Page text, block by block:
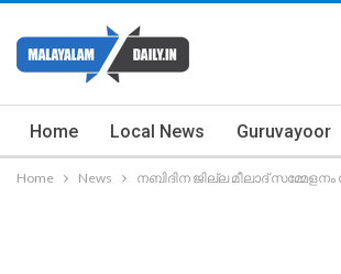
Home Local News Guruvayoor
Home News നബിദിന ജില്ല മീലാദ്